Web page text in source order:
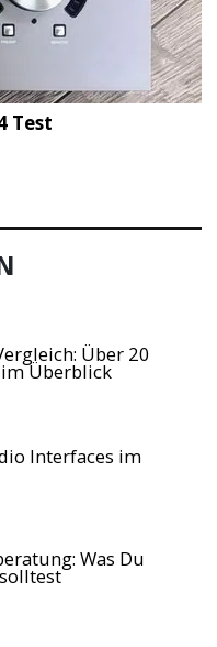
Test
Über 20
Überblick
Interfaces im
Was Du